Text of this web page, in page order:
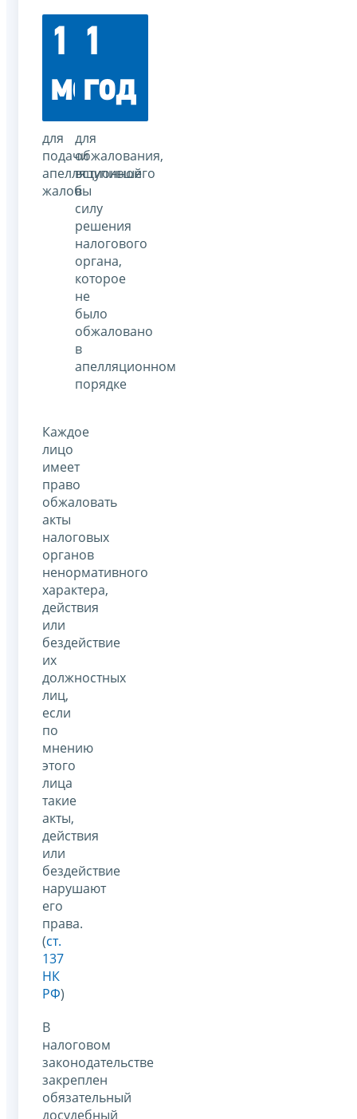
1
месяц
для
подачи
апелляционной
жалобы
1
год
для
обжалования,
вступившего
в
силу
решения
налогового
органа,
которое
не
было
обжаловано
в
апелляционном
порядке
Каждое
лицо
имеет
право
обжаловать
акты
налоговых
органов
ненормативного
характера,
действия
или
бездействие
их
должностных
лиц,
если
по
мнению
этого
лица
такие
акты,
действия
или
бездействие
нарушают
его
права.
(ст.
137
НК
РФ)
В
налоговом
законодательстве
закреплен
обязательный
досудебный